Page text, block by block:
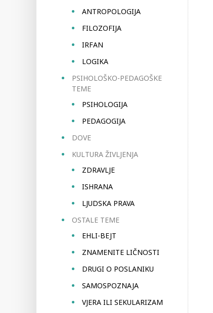
ANTROPOLOGIJA
FILOZOFIJA
IRFAN
LOGIKA
PSIHOLOŠKO-PEDAGOŠKE
TEME
PSIHOLOGIJA
PEDAGOGIJA
DOVE
KULTURA ŽIVLJENJA
ZDRAVLJE
ISHRANA
LJUDSKA PRAVA
OSTALE TEME
EHLI-BEJT
ZNAMENITE LIČNOSTI
DRUGI O POSLANIKU
SAMOSPOZNAJA
VJERA ILI SEKULARIZAM